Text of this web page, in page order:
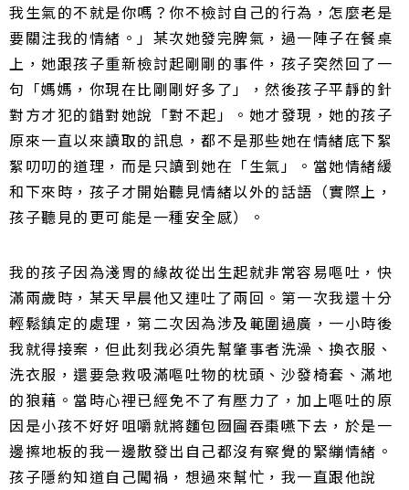
我生氣的不就是你嗎？你不檢討自己的行為，怎麼老是
要關注我的情緒。」某次她發完脾氣，過一陣子在餐桌
上，她跟孩子重新檢討起剛剛的事件，孩子突然回了一
句「媽媽，你現在比剛剛好多了」，然後孩子平靜的針
對方才犯的錯對她說「對不起」。她才發現，她的孩子
原來一直以來讀取的訊息，都不是那些她在情緒底下絮
絮叨叨的道理，而是只讀到她在「生氣」。當她情緒緩
和下來時，孩子才開始聽見情緒以外的話語（實際上，
孩子聽見的更可能是一種安全感）。
我的孩子因為淺胃的緣故從出生起就非常容易嘔吐，快
滿兩歲時，某天早晨他又連吐了兩回。第一次我還十分
輕鬆鎮定的處理，第二次因為涉及範圍過廣，一小時後
我就得接案，但此刻我必須先幫肇事者洗澡、換衣服、
洗衣服，還要急救吸滿嘔吐物的枕頭、沙發椅套、滿地
的狼藉。當時心裡已經免不了有壓力了，加上嘔吐的原
因是小孩不好好咀嚼就將麵包囫圇吞棗嚥下去，於是一
邊擦地板的我一邊散發出自己都沒有察覺的緊繃情緒。
孩子隱約知道自己闖禍，想過來幫忙，我一直跟他說